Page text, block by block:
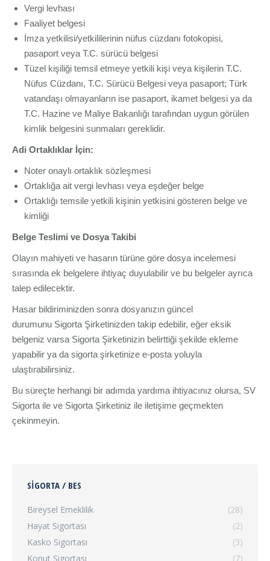
Vergi levhası
Faaliyet belgesi
İmza yetkilisi/yetkililerinin nüfus cüzdanı fotokopisi,
pasaport veya T.C. sürücü belgesi
Tüzel kişiliği temsil etmeye yetkili kişi veya kişilerin T.C.
Nüfus Cüzdanı, T.C. Sürücü Belgesi veya pasaport; Türk
vatandaşı olmayanların ise pasaport, ikamet belgesi ya da
T.C. Hazine ve Maliye Bakanlığı tarafından uygun görülen
kimlik belgesini sunmaları gereklidir.
Adi Ortaklıklar İçin:
Noter onaylı ortaklık sözleşmesi
Ortaklığa ait vergi levhası veya eşdeğer belge
Ortaklığı temsile yetkili kişinin yetkisini gösteren belge ve
kimliği
Belge Teslimi ve Dosya Takibi
Olayın mahiyeti ve hasarın türüne göre dosya incelemesi
sırasında ek belgelere ihtiyaç duyulabilir ve bu belgeler ayrıca
talep edilecektir.
Hasar bildiriminizden sonra dosyanızın güncel
durumunu Sigorta Şirketinizden takip edebilir, eğer eksik
belgeniz varsa Sigorta Şirketinizin belirttiği şekilde ekleme
yapabilir ya da sigorta şirketinize e-posta yoluyla
ulaştırabilirsiniz.
Bu süreçte herhangi bir adımda yardıma ihtiyacınız olursa, SV
Sigorta ile ve Sigorta Şirketiniz ile iletişime geçmekten
çekinmeyin.
SIGORTA / BES
Bireysel Emeklilik
(28)
Hayat Sigortası
(2)
Kasko Sigortası
(3)
Konut Sigortası
(7)